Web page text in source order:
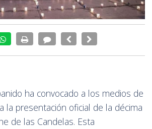
ha convocado a los medios de
la presentación oficial de la décima
de las Candelas. Esta